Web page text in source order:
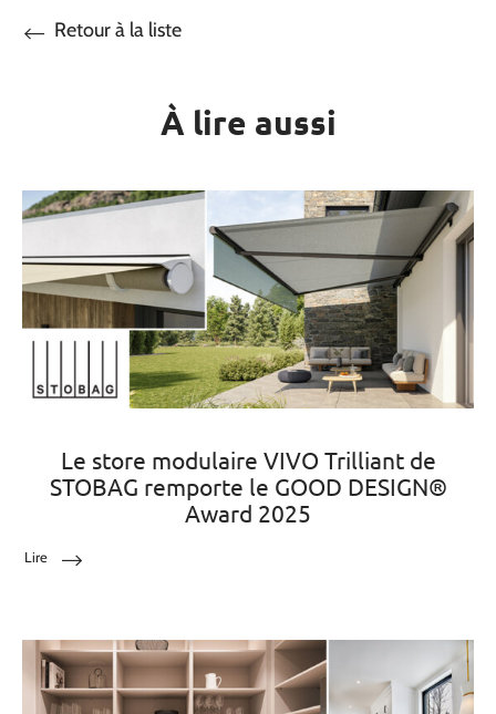
Retour à la liste
À lire aussi
Le store modulaire VIVO Trilliant de
STOBAG remporte le GOOD DESIGN®
Award 2025
Lire